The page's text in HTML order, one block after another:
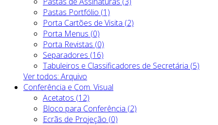
Pastas Portfólio (1)
Porta Cartões de Visita (2)
Porta Menus (0)
Porta Revistas (0)
Separadores (16)
Tabuleiros e Classificadores de Secretária (5)
Ver todos: Arquivo
Conferência e Com. Visual
Acetatos (12)
Bloco para Conferência (2)
Ecrãs de Projeção (0)